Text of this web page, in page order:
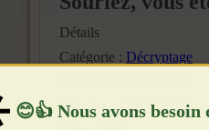
Détails
Catégorie : Décryptage
Création : 2 Juin 2026